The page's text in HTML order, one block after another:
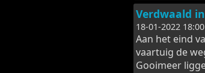
Verdwaald
18-01-2022
Aan het eind
vaartuig de
Gooimeer